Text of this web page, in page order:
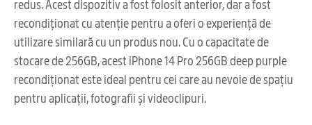
redus. Acest dispozitiv a fost folosit anterior, dar a fost
recondiționat cu atenție pentru a oferi o experiență de
utilizare similară cu un produs nou. Cu o capacitate de
stocare de 256GB, acest iPhone 14 Pro 256GB deep purple
recondiționat este ideal pentru cei care au nevoie de spațiu
pentru aplicații, fotografii și videoclipuri.